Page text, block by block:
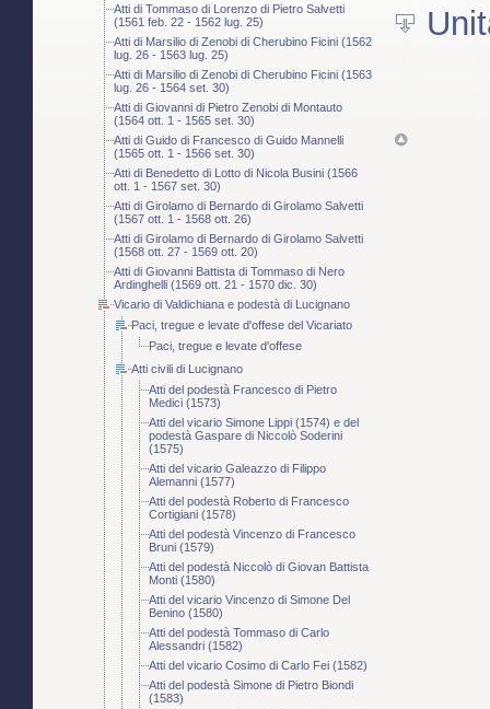
Atti di Tommaso di Lorenzo di Pietro Salvetti
(1561 feb. 22 - 1562 lug. 25)
Atti di Marsilio di Zenobi di Cherubino Ficini (1562
lug. 26 - 1563 lug. 25)
Atti di Marsilio di Zenobi di Cherubino Ficini (1563
lug. 26 - 1564 set. 30)
Atti di Giovanni di Pietro Zenobi di Montauto
(1564 ott. 1 - 1565 set. 30)
Atti di Guido di Francesco di Guido Mannelli
(1565 ott. 1 - 1566 set. 30)
Atti di Benedetto di Lotto di Nicola Busini (1566
ott. 1 - 1567 set. 30)
Atti di Girolamo di Bernardo di Girolamo Salvetti
(1567 ott. 1 - 1568 ott. 26)
Atti di Girolamo di Bernardo di Girolamo Salvetti
(1568 ott. 27 - 1569 ott. 20)
Atti di Giovanni Battista di Tommaso di Nero
Ardinghelli (1569 ott. 21 - 1570 dic. 30)
Vicario di Valdichiana e podestà di Lucignano
Paci, tregue e levate d'offese del Vicariato
Paci, tregue e levate d'offese
Atti civili di Lucignano
Atti del podestà Francesco di Pietro
Medici (1573)
Atti del vicario Simone Lippi (1574) e del
podestà Gaspare di Niccolò Soderini
(1575)
Atti del vicario Galeazzo di Filippo
Alemanni (1577)
Atti del podestà Roberto di Francesco
Cortigiani (1578)
Atti del podestà Vincenzo di Francesco
Bruni (1579)
Atti del podestà Niccolò di Giovan Battista
Monti (1580)
Atti del vicario Vincenzo di Simone Del
Benino (1580)
Atti del podestà Tommaso di Carlo
Alessandri (1582)
Atti del vicario Cosimo di Carlo Fei (1582)
Atti del podestà Simone di Pietro Biondi
(1583)